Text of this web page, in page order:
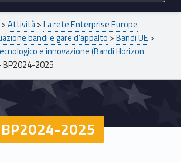
Attività>La rete Enterprise Europe
bandi e gare d’appalto >Bandi UE >
e innovazione (Bandi Horizon
BP2024-2025
BP2024-2025